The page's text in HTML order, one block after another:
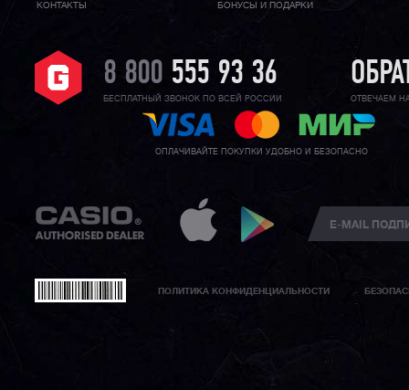
КОНТАКТЫ БОНУСЫ И ПОДАРКИ
8 800 555 93 36
БЕСПЛАТНЫЙ ЗВОНОК ПО ВСЕЙ РОССИИ ОТВЕЧАЕМ
ОПЛАЧИВАЙТЕ ПОКУПКИ УДОБНО И БЕЗОПАСНО
ПОЛИТИКА КОНФИДЕНЦИАЛЬНОСТИ